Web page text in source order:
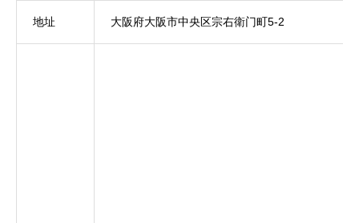
地址 大阪府大阪市中央区宗右衛门町5-2